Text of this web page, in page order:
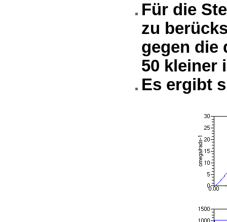
Für die
zu
gegen die
50 kleiner
Es ergibt